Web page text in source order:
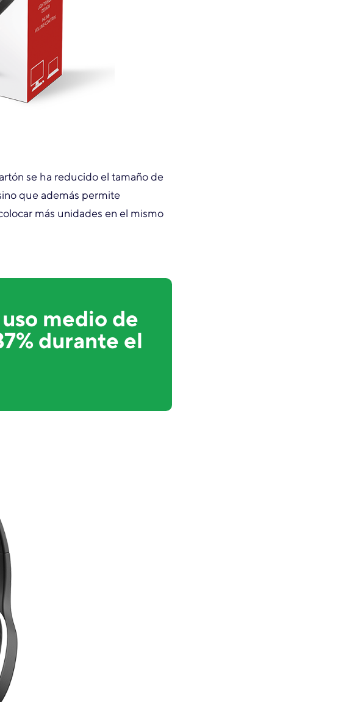
se ha reducido el tamaño de
que además permite
más unidades en el mismo
medio de
durante el